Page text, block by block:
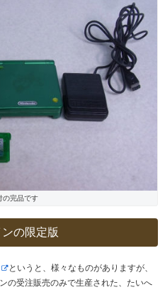
の完品です
の限定版
というと、様々なものがありますが、
の受注販売のみで生産された、たいへ